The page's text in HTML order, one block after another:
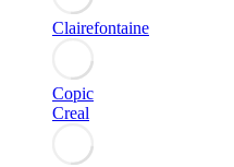
Clairefontaine
Copic
Creal